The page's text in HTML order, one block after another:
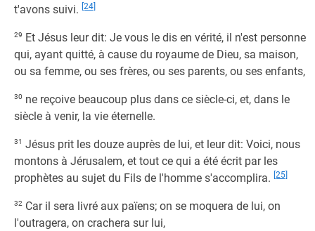
t'avons suivi. [24]
29 Et Jésus leur dit: Je vous le dis en vérité, il n'est personne
qui, ayant quitté, à cause du royaume de Dieu, sa maison,
ou sa femme, ou ses frères, ou ses parents, ou ses enfants,
30 ne reçoive beaucoup plus dans ce siècle-ci, et, dans le
siècle à venir, la vie éternelle.
31 Jésus prit les douze auprès de lui, et leur dit: Voici, nous
montons à Jérusalem, et tout ce qui a été écrit par les
prophètes au sujet du Fils de l'homme s'accomplira. [25]
32 Car il sera livré aux païens; on se moquera de lui, on
l'outragera, on crachera sur lui,